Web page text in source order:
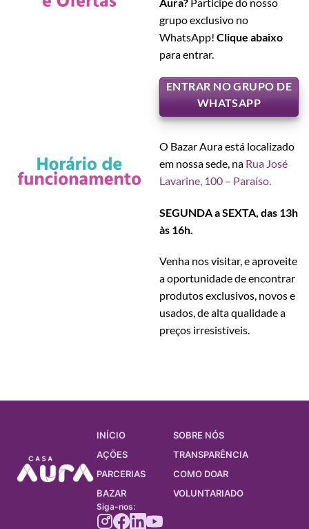
grupo exclusivo no
WhatsApp! Clique abaixo
para entrar.
ENTRAR NO GRUPO DE
WHATSAPP
O Bazar Aura está localizado
em nossa sede, na Rua José
Lavarine, 100 – Paraíso.
SEGUNDA a SEXTA, das 13h
às 16h.
Venha nos visitar, e aproveite
a oportunidade de encontrar
produtos exclusivos, novos e
usados, de alta qualidade a
preços irresistíveis.
INÍCIO
SOBRE NÓS
AÇÕES
TRANSPARÊNCIA
PARCERIAS
COMO DOAR
BAZAR
VOLUNTARIADO
Siga-nos: